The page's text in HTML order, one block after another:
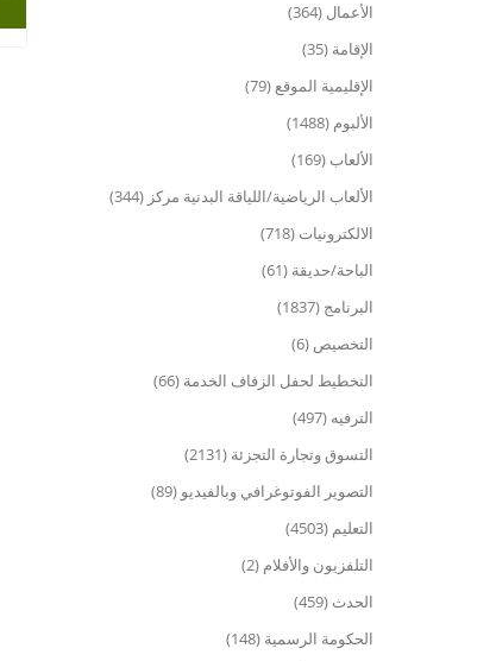
الأعمال (364)
الإقامة (35)
الإقليمية الموقع (79)
الألبوم (1488)
الألعاب (169)
الألعاب الرياضية/اللياقة البدنية مركز (344)
الالكترونيات (718)
الباحة/حديقة (61)
البرنامج (1837)
التخصيص (6)
التخطيط لحفل الزفاف الخدمة (66)
الترفيه (497)
التسوق وتجارة التجزئة (2131)
التصوير الفوتوغرافي وبالفيديو (89)
التعليم (4503)
التلفزيون والأفلام (2)
الحدث (459)
الحكومة الرسمية (148)